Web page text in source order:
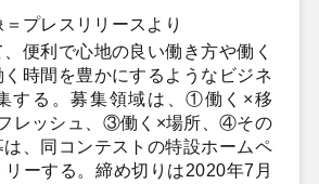
＝プレスリリースより
便利で心地の良い働き方や働く
時間を豊かにするようなビジネ
する。募集領域は、①働く×移
レッシュ、③働く×場所、④その
、同コンテストの特設ホームペ
ーする。締め切りは2020年7月